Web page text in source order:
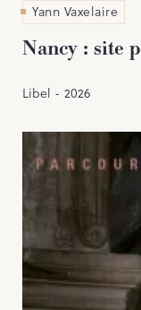
Yann Vaxelaire
Nancy : site
Libel - 2026